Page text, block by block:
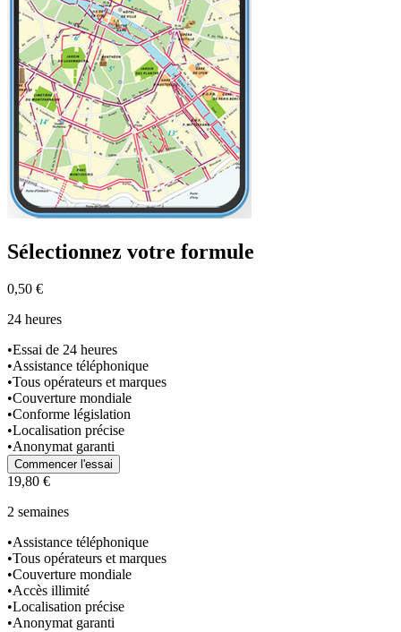
Sélectionnez votre formule
0,50 €
24 heures
•Essai de 24 heures
•Assistance téléphonique
•Tous opérateurs et marques
•Couverture mondiale
•Conforme législation
•Localisation précise
•Anonymat garanti
Commencer l'essai
19,80 €
2 semaines
•Assistance téléphonique
•Tous opérateurs et marques
•Couverture mondiale
•Accès illimité
•Localisation précise
•Anonymat garanti